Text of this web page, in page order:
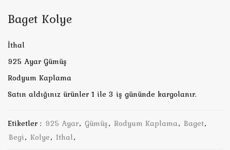
Baget Kolye
İthal
925 Ayar Gümüş
Rodyum Kaplama
Satın aldığınız ürünler 1 ile 3 iş gününde kargolanır.
Etiketler : 925 Ayar, Gümüş, Rodyum Kaplama, Baget,
Begi, Kolye, Ithal,